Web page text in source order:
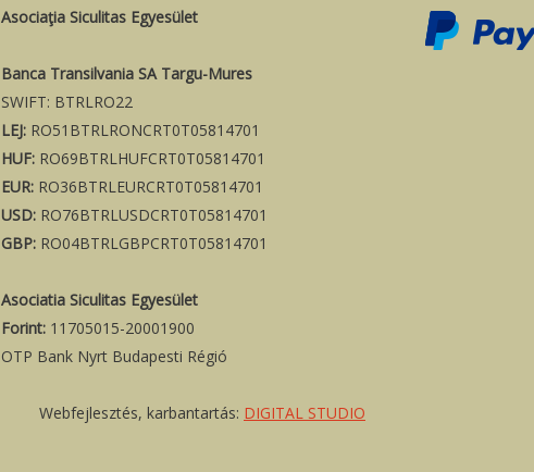
Asociaţia Siculitas Egyesület
Banca Transilvania SA Targu-Mures
SWIFT: BTRLRO22
LEJ: RO51BTRLRONCRT0T05814701
HUF: RO69BTRLHUFCRT0T05814701
EUR: RO36BTRLEURCRT0T05814701
USD: RO76BTRLUSDCRT0T05814701
GBP: RO04BTRLGBPCRT0T05814701
Asociatia Siculitas Egyesület
Forint: 11705015-20001900
OTP Bank Nyrt Budapesti Régió
Webfejlesztés, karbantartás: DIGITAL STUDIO